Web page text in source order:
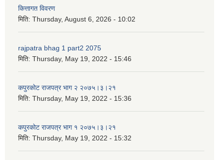
कित्तागत विवरण
मिति: Thursday, August 6, 2026 - 10:02
rajpatra bhag 1 part2 2075
मिति: Thursday, May 19, 2022 - 15:46
कपुरकोट राजपत्र भाग २ २०७५।३।२१
मिति: Thursday, May 19, 2022 - 15:36
कपुरकोट राजपत्र भाग १ २०७५।३।२१
मिति: Thursday, May 19, 2022 - 15:32